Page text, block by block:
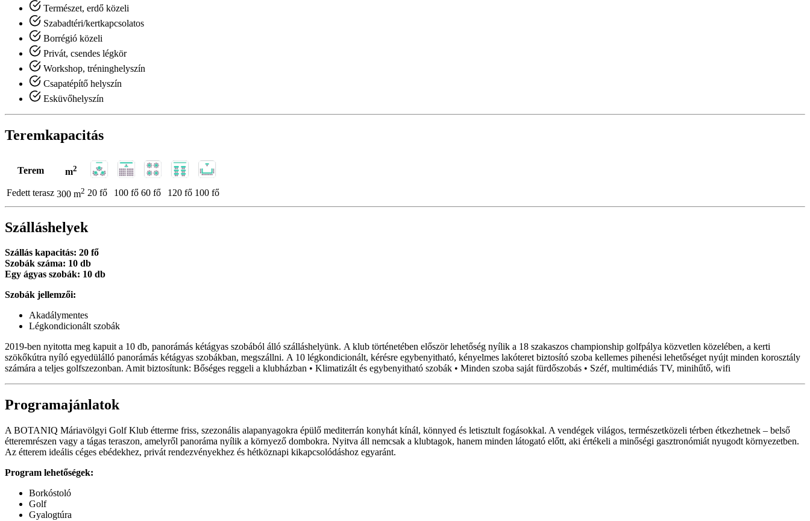
Természet, erdő közeli
Szabadtéri/kertkapcsolatos
Borrégió közeli
Privát, csendes légkör
Workshop, tréninghelyszín
Csapatépítő helyszín
Esküvőhelyszín
Teremkapacitás
Terem m2
Fedett terasz 300 m2 20 fő 100 fő 60 fő 120 fő 100 fő
Szálláshelyek
Szállás kapacitás: 20 fő
Szobák száma: 10 db
Egy ágyas szobák: 10 db
Szobák jellemzői:
Akadálymentes
Légkondicionált szobák
2019-ben nyitotta meg kapuit a 10 db, panorámás kétágyas szobából álló szálláshelyünk. A klub történetében először lehetőség nyílik a 18 szakaszos championship golfpálya közvetlen közelében, a kerti
szökőkútra nyíló egyedülálló panorámás kétágyas szobákban, megszállni. A 10 légkondicionált, kérésre egybenyitható, kényelmes lakóteret biztosító szoba kellemes pihenési lehetőséget nyújt minden korosztály
számára a teljes golfszezonban. Amit biztosítunk: Bőséges reggeli a klubházban • Klimatizált és egybenyitható szobák • Minden szoba saját fürdőszobás • Széf, multimédiás TV, minihűtő, wifi
Programajánlatok
A BOTANIQ Máriavölgyi Golf Klub étterme friss, szezonális alapanyagokra épülő mediterrán konyhát kínál, könnyed és letisztult fogásokkal. A vendégek világos, természetközeli térben étkezhetnek – belső
étteremrészen vagy a tágas teraszon, amelyről panoráma nyílik a környező dombokra. Nyitva áll nemcsak a klubtagok, hanem minden látogató előtt, aki értékeli a minőségi gasztronómiát nyugodt környezetben.
Az étterem ideális céges ebédekhez, privát rendezvényekhez és hétköznapi kikapcsolódáshoz egyaránt.
Program lehetőségek:
Borkóstoló
Golf
Gyalogtúra